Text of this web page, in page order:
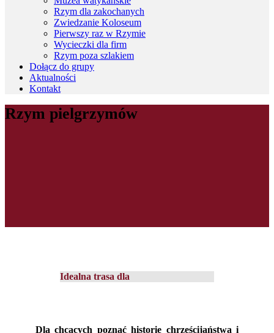
Rzym dla zakochanych
Zwiedzanie Koloseum
Pierwszy raz w Rzymie
Wycieczki dla firm
Rzym poza szlakiem
Dołącz do grupy
Aktualności
Kontakt
Rzym pielgrzymów
Idealna trasa dla
Dla chcących poznać historię chrześcijaństwa i